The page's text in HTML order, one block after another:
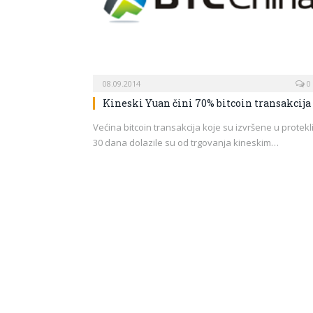
08.09.2014 0
Kineski Yuan čini 70% bitcoin transakcija
Većina bitcoin transakcija koje su izvršene u
30 dana dolazile su od trgovanja kineskim…